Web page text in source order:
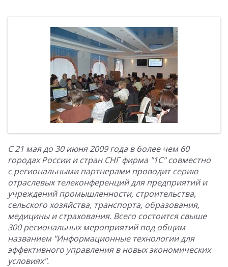
С 21 мая до 30 июня 2009 года в более чем 60
городах России и стран СНГ фирма "1С" совместно
с региональными партнерами проводит серию
отраслевых телеконференций для предприятий и
учреждений промышленности, строительства,
сельского хозяйства, транспорта, образования,
медицины и страхования. Всего состоится свыше
300 региональных мероприятий под общим
названием "Информационные технологии для
эффективного управления в новых экономических
условиях".